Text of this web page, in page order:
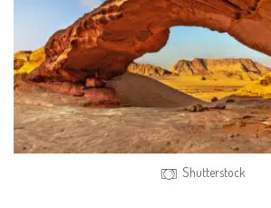
Shutterstock